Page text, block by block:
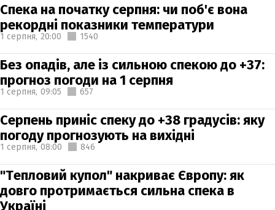
Спека на початку серпня: чи поб'є вона
рекордні показники температури
1 серпня, 20:00 1540
Без опадів, але із сильною спекою до +37:
прогноз погоди на 1 серпня
1 серпня, 09:05 657
Серпень приніс спеку до +38 градусів: яку
погоду прогнозують на вихідні
1 серпня, 08:00 846
"Тепловий купол" накриває Європу: як
довго протримається сильна спека в
Україні